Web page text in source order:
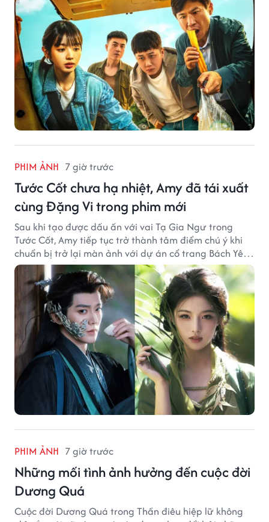
PHIM ẢNH 7 giờ trước
Tước Cốt chưa hạ nhiệt, Amy đã tái xuất
cùng Đặng Vi trong phim mới
Sau khi tạo được dấu ấn với vai Tạ Gia Ngư trong
Tước Cốt, Amy tiếp tục trở thành tâm điểm chú ý khi
chuẩn bị trở lại màn ảnh với dự án cổ trang Bách Yêu
Phổ.
PHIM ẢNH 7 giờ trước
Những mối tình ảnh hưởng đến cuộc đời
Dương Quá
Cuộc đời Dương Quá trong Thần điêu hiệp lữ không